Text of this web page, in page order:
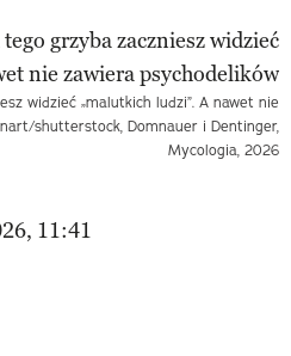
widzieć „malutkich ludzi”. A nawet nie
shutterstock, Domnauer i Dentinger,
Mycologia, 2026
11:41